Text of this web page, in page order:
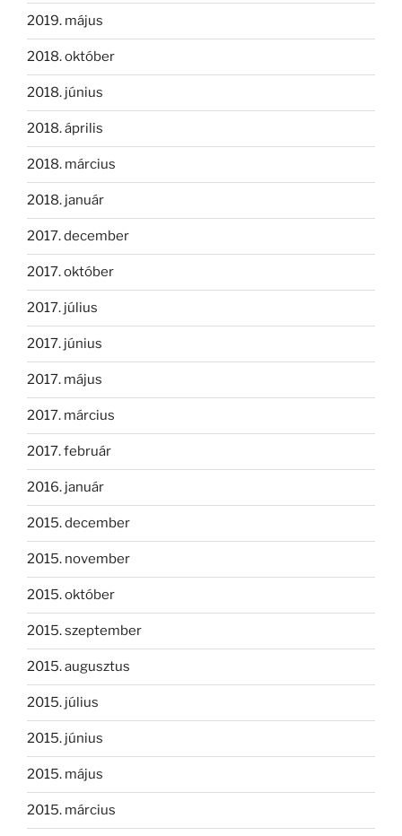
2019. május
2018. október
2018. június
2018. április
2018. március
2018. január
2017. december
2017. október
2017. július
2017. június
2017. május
2017. március
2017. február
2016. január
2015. december
2015. november
2015. október
2015. szeptember
2015. augusztus
2015. július
2015. június
2015. május
2015. március